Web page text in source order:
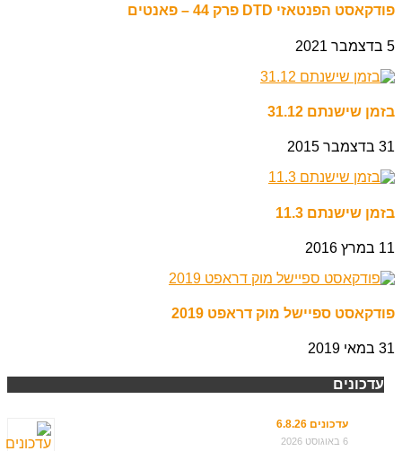
פודקאסט הפנטאזי DTD פרק 44 – פאנטים
5 בדצמבר 2021
בזמן שישנתם 31.12
31 בדצמבר 2015
בזמן שישנתם 11.3
11 במרץ 2016
פודקאסט ספיישל מוק דראפט 2019
31 במאי 2019
עדכונים
עדכונים 6.8.26
6 באוגוסט 2026